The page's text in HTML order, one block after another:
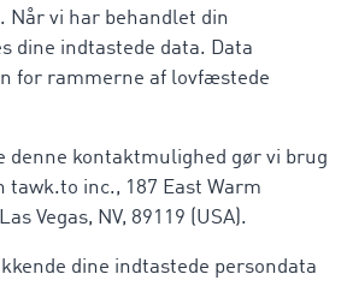
Når vi har behandlet din
dine indtastede data. Data
for rammerne af lovfæstede
denne kontaktmulighed gør vi brug
tawk.to inc., 187 East Warm
Vegas, NV, 89119 (USA).
dine indtastede persondata